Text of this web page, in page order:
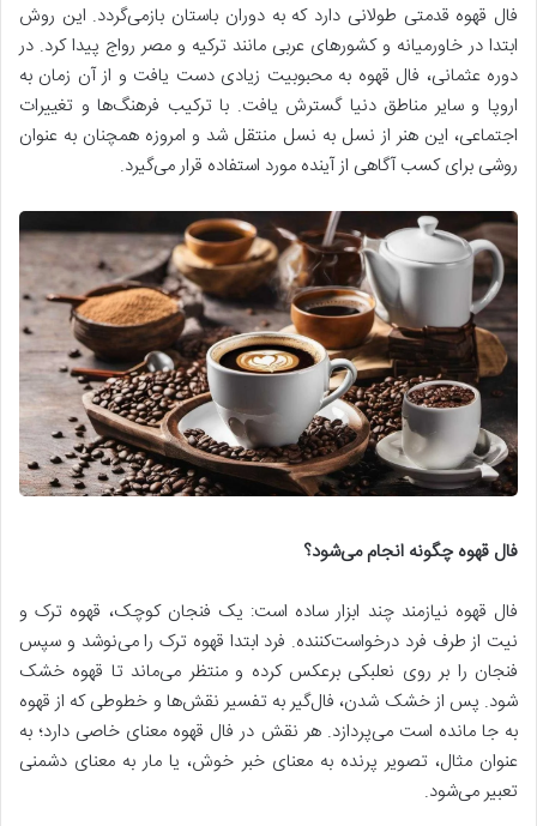
فال قهوه قدمتی طولانی دارد که به دوران باستان بازمی‌گردد. این روش
ابتدا در خاورمیانه و کشورهای عربی مانند ترکیه و مصر رواج پیدا کرد. در
دوره عثمانی، فال قهوه به محبوبیت زیادی دست یافت و از آن زمان به
اروپا و سایر مناطق دنیا گسترش یافت. با ترکیب فرهنگ‌ها و تغییرات
اجتماعی، این هنر از نسل به نسل منتقل شد و امروزه همچنان به عنوان
روشی برای کسب آگاهی از آینده مورد استفاده قرار می‌گیرد.
فال قهوه چگونه انجام می‌شود؟
فال قهوه نیازمند چند ابزار ساده است: یک فنجان کوچک، قهوه ترک و
نیت از طرف فرد درخواست‌کننده. فرد ابتدا قهوه ترک را می‌نوشد و سپس
فنجان را بر روی نعلبکی برعکس کرده و منتظر می‌ماند تا قهوه خشک
شود. پس از خشک شدن، فال‌گیر به تفسیر نقش‌ها و خطوطی که از قهوه
به جا مانده است می‌پردازد. هر نقش در فال قهوه معنای خاصی دارد؛ به
عنوان مثال، تصویر پرنده به معنای خبر خوش، یا مار به معنای دشمنی
تعبیر می‌شود.